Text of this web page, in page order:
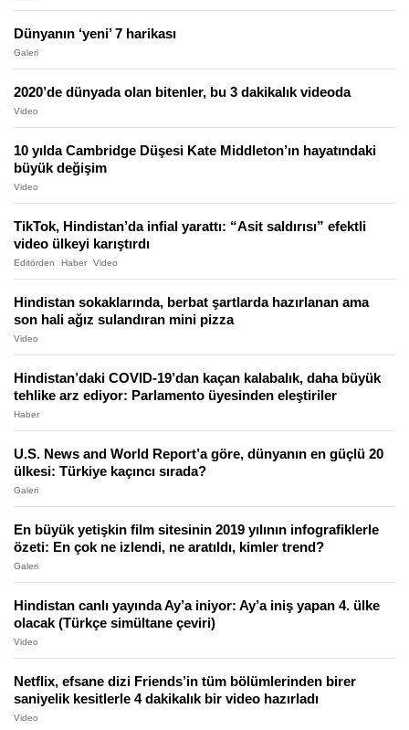
Dünyanın ‘yeni’ 7 harikası
Galeri
2020’de dünyada olan bitenler, bu 3 dakikalık videoda
Video
10 yılda Cambridge Düşesi Kate Middleton’ın hayatındaki
büyük değişim
Video
TikTok, Hindistan’da infial yarattı: “Asit saldırısı” efektli
video ülkeyi karıştırdı
Editörden Haber Video
Hindistan sokaklarında, berbat şartlarda hazırlanan ama
son hali ağız sulandıran mini pizza
Video
Hindistan’daki COVID-19’dan kaçan kalabalık, daha büyük
tehlike arz ediyor: Parlamento üyesinden eleştiriler
Haber
U.S. News and World Report’a göre, dünyanın en güçlü 20
ülkesi: Türkiye kaçıncı sırada?
Galeri
En büyük yetişkin film sitesinin 2019 yılının infografiklerle
özeti: En çok ne izlendi, ne aratıldı, kimler trend?
Galeri
Hindistan canlı yayında Ay’a iniyor: Ay’a iniş yapan 4. ülke
olacak (Türkçe simültane çeviri)
Video
Netflix, efsane dizi Friends’in tüm bölümlerinden birer
saniyelik kesitlerle 4 dakikalık bir video hazırladı
Video